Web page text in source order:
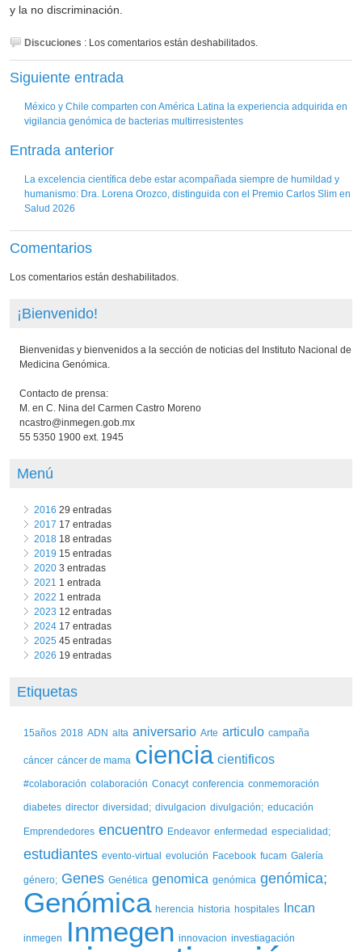
y la no discriminación.
Discuciones : Los comentarios están deshabilitados.
Siguiente entrada
México y Chile comparten con América Latina la experiencia adquirida en
vigilancia genómica de bacterias multirresistentes
Entrada anterior
La excelencia científica debe estar acompañada siempre de humildad y
humanismo: Dra. Lorena Orozco, distinguida con el Premio Carlos Slim en
Salud 2026
Comentarios
Los comentarios están deshabilitados.
¡Bienvenido!
Bienvenidas y bienvenidos a la sección de noticias del Instituto Nacional de
Medicina Genómica.
Contacto de prensa:
M. en C. Nina del Carmen Castro Moreno
ncastro@inmegen.gob.mx
55 5350 1900 ext. 1945
Menú
2016 29 entradas
2017 17 entradas
2018 18 entradas
2019 15 entradas
2020 3 entradas
2021 1 entrada
2022 1 entrada
2023 12 entradas
2024 17 entradas
2025 45 entradas
2026 19 entradas
Etiquetas
15años 2018 ADN alta aniversario Arte articulo campaña
cáncer cáncer de mama ciencia cientificos
#colaboración colaboración Conacyt conferencia conmemoración
diabetes director diversidad; divulgacion divulgación; educación
Emprendedores encuentro Endeavor enfermedad especialidad;
estudiantes evento-virtual evolución Facebook fucam Galería
género; Genes Genética genomica genómica genómica;
Genómica herencia historia hospitales Incan
inmegen Inmegen innovacion investiagación